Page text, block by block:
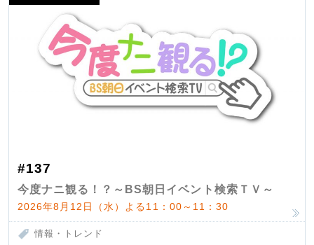
#137
今度ナニ観る！？～BS朝日イベント検索ＴＶ～
2026年8月12日（水）よる11：00～11：30
情報・トレンド